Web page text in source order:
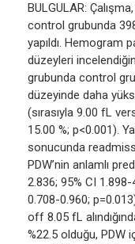
BULGULAR:
control grubunda
yapıldı. Hemogram
düzeyleri
grubunda control
düzeyinde daha
(sırasıyla 9.00 fL
15.00 %; p<0.001).
sonucunda
PDW’nin anlamlı
2.836; 95% CI 1.898-
0.708-0.960;
off 8.05 fL
%22.5 olduğu, PDW